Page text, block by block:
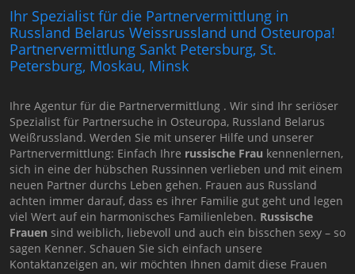
Ihr Spezialist für die Partnervermittlung in
Russland Belarus Weissrussland und Osteuropa!
Partnervermittlung Sankt Petersburg, St.
Petersburg, Moskau, Minsk
Ihre Agentur für die Partnervermittlung . Wir sind Ihr seriöser
Spezialist für Partnersuche in Osteuropa, Russland Belarus
Weißrussland. Werden Sie mit unserer Hilfe und unserer
Partnervermittlung: Einfach Ihre russische Frau kennenlernen,
sich in eine der hübschen Russinnen verlieben und mit einem
neuen Partner durchs Leben gehen. Frauen aus Russland
achten immer darauf, dass es ihrer Familie gut geht und legen
viel Wert auf ein harmonisches Familienleben. Russische
Frauen sind weiblich, liebevoll und auch ein bisschen sexy – so
sagen Kenner. Schauen Sie sich einfach unsere
Kontaktanzeigen an, wir möchten Ihnen damit diese Frauen